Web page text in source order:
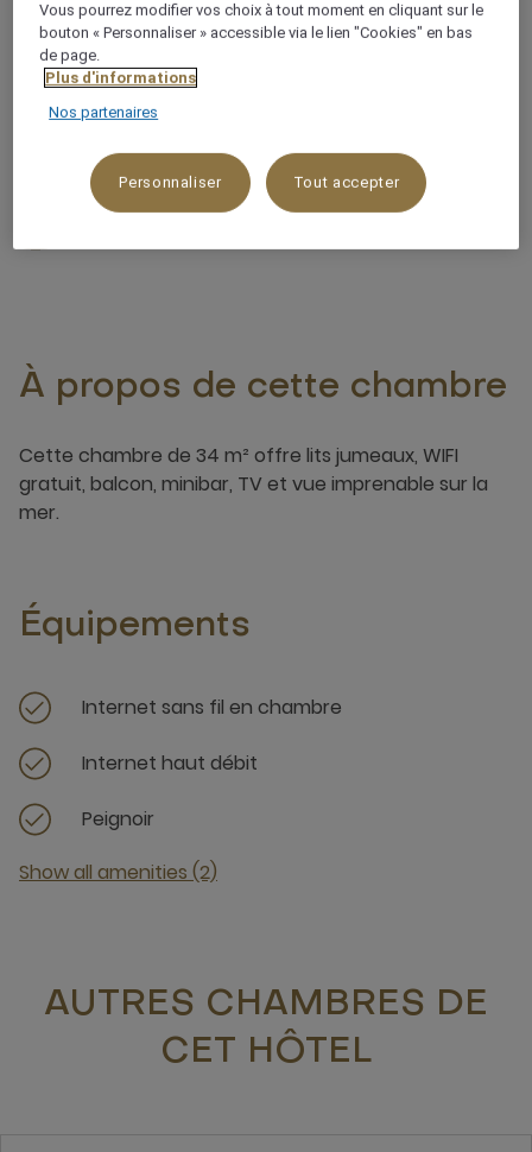
34 m²
Vue sur la montagne,Sur la plage
À propos de cette chambre
Cette chambre de 34 m² offre lits jumeaux, WIFI
gratuit, balcon, minibar, TV et vue imprenable sur la
mer.
Équipements
Internet sans fil en chambre
Internet haut débit
Peignoir
Show all amenities (2)
AUTRES CHAMBRES DE
CET HÔTEL
Vous pourrez modifier vos choix à tout moment en cliquant sur le
bouton « Personnaliser » accessible via le lien "Cookies" en bas
de page.
Plus d'informations
Nos partenaires
Personnaliser Tout accepter